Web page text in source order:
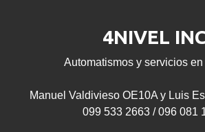
4NIVEL
Automatismos y servicios
Manuel Valdivieso OE10A y Luis
099 533 2663 / 096 081